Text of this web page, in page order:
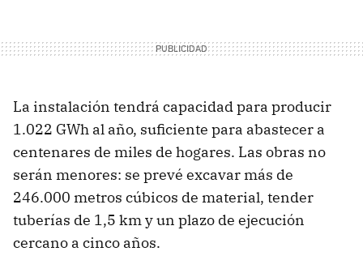
La instalación tendrá capacidad para producir
1.022 GWh al año, suficiente para abastecer a
centenares de miles de hogares. Las obras no
serán menores: se prevé excavar más de
246.000 metros cúbicos de material, tender
tuberías de 1,5 km y un plazo de ejecución
cercano a cinco años.